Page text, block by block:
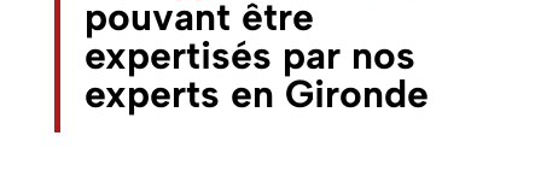
pouvant être
expertisés par nos
experts en Gironde